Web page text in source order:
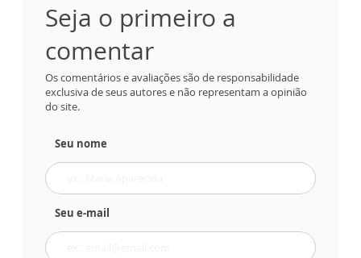
Seja o primeiro a
comentar
Os comentários e avaliações são de responsabilidade
exclusiva de seus autores e não representam a opinião
do site.
Seu nome
Seu e-mail